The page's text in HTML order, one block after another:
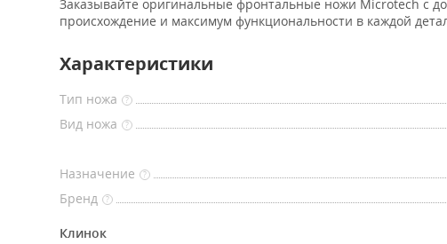
Заказывайте оригинальные фронтальные ножи Microtech с
происхождение и максимум функциональности в каждой
Характеристики
Тип ножа ?
Вид ножа ?
Назначение ?
Бренд ?
Клинок